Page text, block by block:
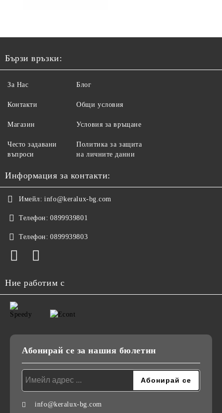
Бързи връзки:
За Нас
Контакти
Магазин
Често задавани
въпроси
Блог
Общи условия
Условия за връщане
Политика за защита
на личните данни
Информация за контакти:
Имейл: info@keralux-bg.com
Телефон: 0899939801
Телефон: 0899939803
Ние работим с
Абонирай се за нашия бюлетин
info@keralux-bg.com